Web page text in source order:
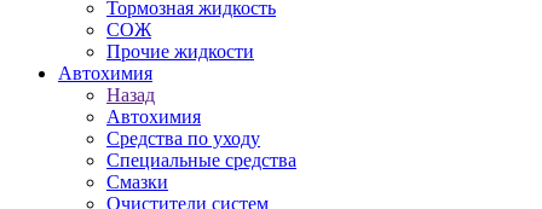
Тормозная жидкость
СОЖ
Прочие жидкости
Автохимия
Назад
Автохимия
Средства по уходу
Специальные средства
Смазки
Очистители систем